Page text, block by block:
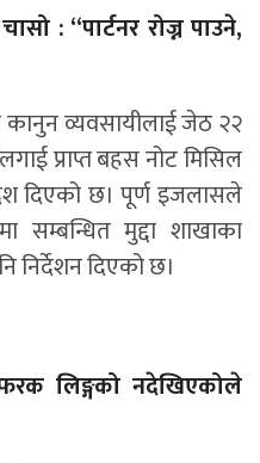
: “पार्टनर रोज्न पाउने,
कानुन व्यवसायीलाई जेठ २२
प्राप्त बहस नोट मिसिल
दिएको छ। पूर्ण इजलासले
सम्बन्धित मुद्दा शाखाका
निर्देशन दिएको छ।
लिङ्गको नदेखिएकोले